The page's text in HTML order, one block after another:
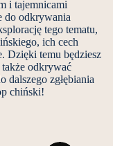
i tajemnicami
do odkrywania
tego tematu,
ich cech
Dzięki temu będziesz
odkrywać
dalszego zgłębiania
chiński!